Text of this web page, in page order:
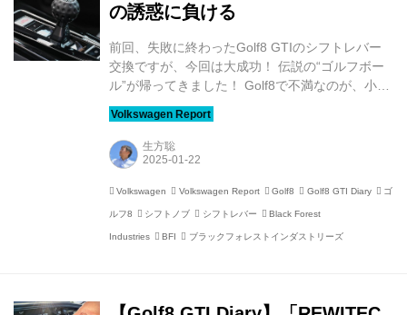
の誘惑に負ける
前回、失敗に終わったGolf8 GTIのシフトレバー
交換ですが、今回は大成功！ 伝説の“ゴルフボー
ル”が帰ってきました！ Golf8で不満なのが、小さ
くて操作しにくいシフトレバー。一部では“チキン
ナゲット”と呼ばれ、なんとか使いやすく、かつ、
カッコいいシフトレバーに交換したいと常々思っ
ていました。 そこで、中国の通販サイトで見つけ
みましたが、あえなく撃沈したことは、以前レポ
ートしたとおりです。 【Golf8 GTI Diary】シフト
レバー交換を試みるも撃沈!? 以前も触れました
生方聡
Volkswagen Volkswagen Report Golf8 Golf8 GTI Diary ゴ
ルフ8 シフトノブ シフトレバー Black Forest
Industries BFI ブラックフォレストインダストリーズ